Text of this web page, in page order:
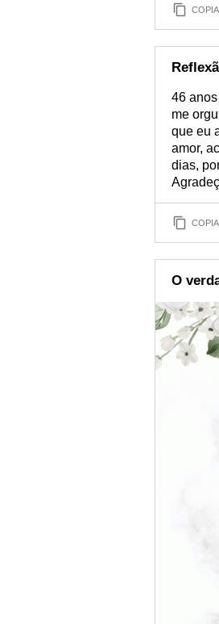
46
me
que eu
amor,
dias,
O